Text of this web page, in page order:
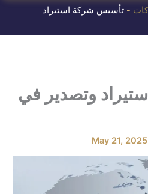
- تأسيس شركة استيراد
وتصدير في
May 21, 2025